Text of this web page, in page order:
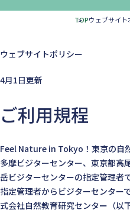
TOPウェブサイ
ウェブサイトポリシー
4月1日更新
ご利用規程
Feel Nature in Tokyo！東京の自
多摩ビジターセンター、東京都高
岳ビジターセンターの指定管理者
指定管理者からビジターセンター
式会社自然教育研究センター（以